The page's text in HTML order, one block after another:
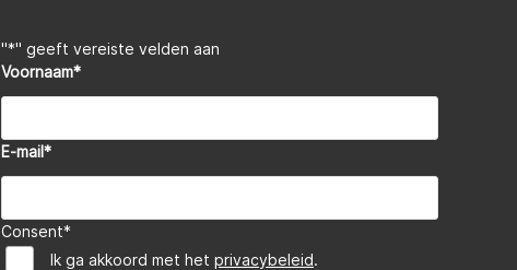
"*" geeft vereiste velden aan
Voornaam*
E-mail*
Consent*
Ik ga akkoord met het privacybeleid.